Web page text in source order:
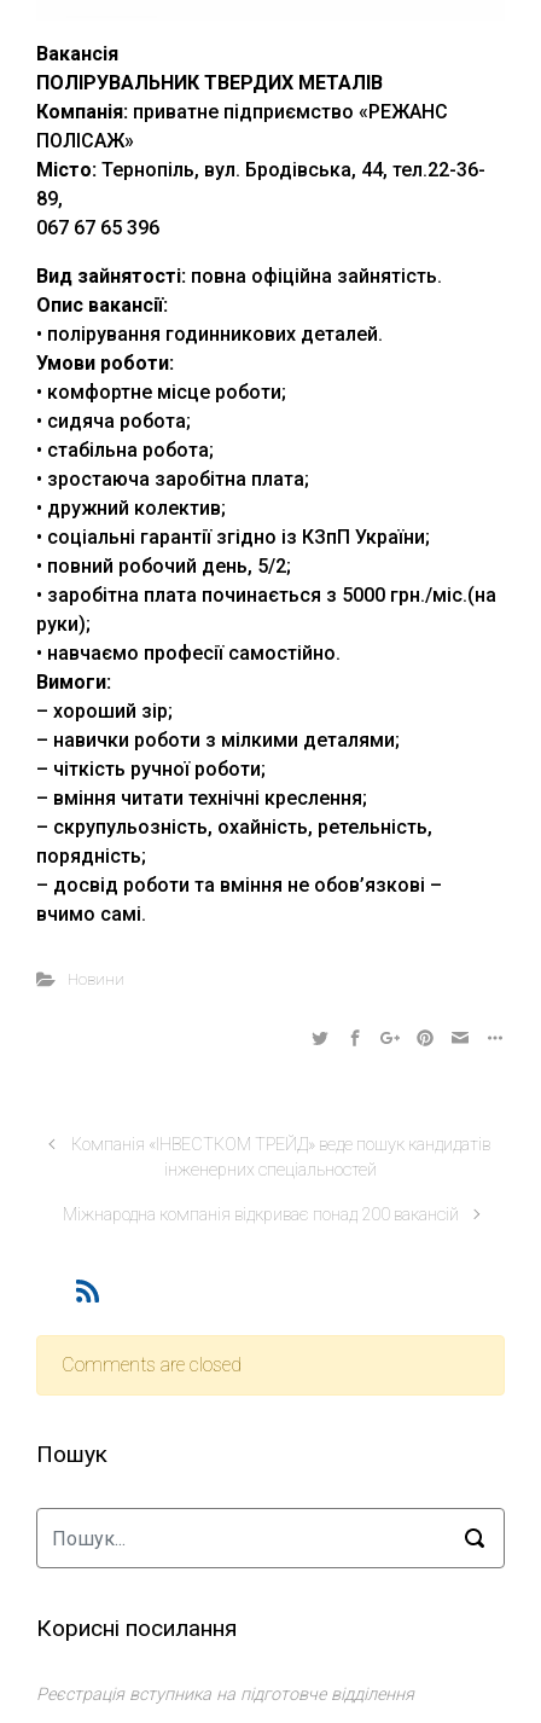
Вакансія
ПОЛІРУВАЛЬНИК ТВЕРДИХ МЕТАЛІВ
Компанія: приватне підприємство «РЕЖАНС
ПОЛІСАЖ»
Місто: Тернопіль, вул. Бродівська, 44, тел.22-36-
89,
067 67 65 396
Вид зайнятості: повна офіційна зайнятість.
Опис вакансії:
• полірування годинникових деталей.
Умови роботи:
• комфортне місце роботи;
• сидяча робота;
• стабільна робота;
• зростаюча заробітна плата;
• дружний колектив;
• соціальні гарантії згідно із КЗпП України;
• повний робочий день, 5/2;
• заробітна плата починається з 5000 грн./міс.(на
руки);
• навчаємо професії самостійно.
Вимоги:
– хороший зір;
– навички роботи з мілкими деталями;
– чіткість ручної роботи;
– вміння читати технічні креслення;
– скрупульозність, охайність, ретельність,
порядність;
– досвід роботи та вміння не обов’язкові –
вчимо самі.
Новини
Компанія «ІНВЕСТКОМ ТРЕЙД» веде пошук кандидатів
інженерних спеціальностей
Міжнародна компанія відкриває понад 200 вакансій
Comments are closed
Пошук
Корисні посилання
Реєстрація вступника на підготовче відділення